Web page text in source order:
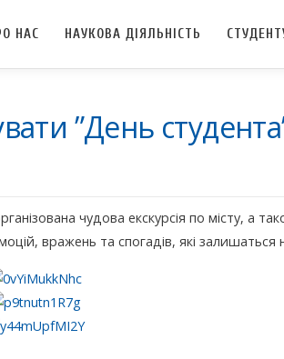
НАС НАУКОВА ДІЯЛЬНІСТЬ
”День
чудова екскурсія по місту, а
вражень та спогадів, які залишаться